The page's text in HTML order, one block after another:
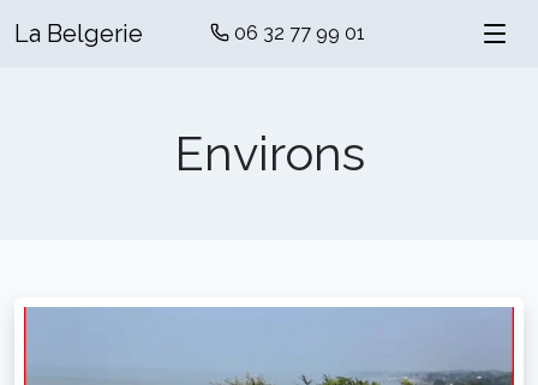
La Belgerie 06 32 77 99 01
Environs